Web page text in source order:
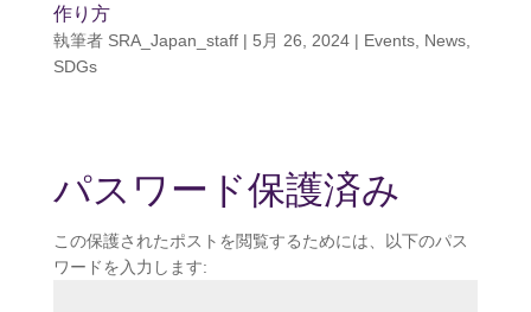
作り方
執筆者 SRA_Japan_staff| 5月 26, 2024| Events, News,
SDGs
パスワード保護済み
この保護されたポストを閲覧するためには、以下のパス
ワードを入力します: